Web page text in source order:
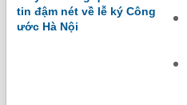
tin đậm nét về lễ ký Công
ước Hà Nội